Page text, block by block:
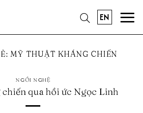
EN
MỸ THUẬT KHÁNG CHIẾN
NGỒI NGHỆ
qua hồi ức Ngọc Linh